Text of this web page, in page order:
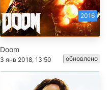
2016
Doom
3 янв 2018, 13:50 обновлено